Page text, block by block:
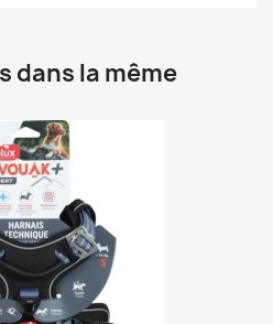
dans la même